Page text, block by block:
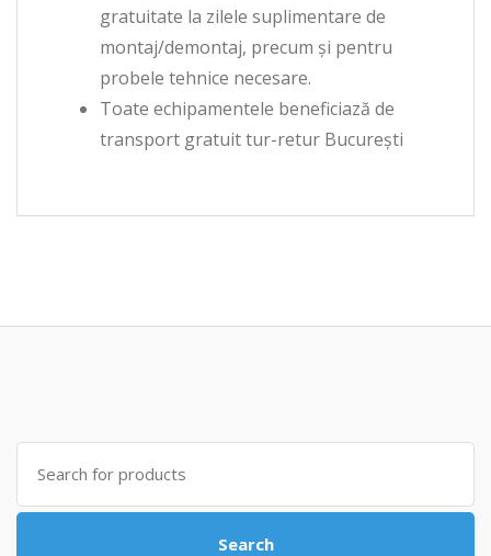
gratuitate la zilele suplimentare de
montaj/demontaj, precum și pentru
probele tehnice necesare.
Toate echipamentele beneficiază de
transport gratuit tur-retur București
Search
for:
Search